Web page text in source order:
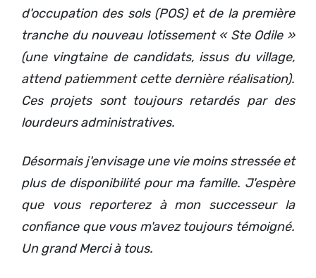
d'occupation des sols (POS) et de la première
tranche du nouveau lotissement « Ste Odile »
(une vingtaine de candidats, issus du village,
attend patiemment cette dernière réalisation).
Ces projets sont toujours retardés par des
lourdeurs administratives.
Désormais j'envisage une vie moins stressée et
plus de disponibilité pour ma famille. J'espère
que vous reporterez à mon successeur la
confiance que vous m'avez toujours témoigné.
Un grand Merci à tous.